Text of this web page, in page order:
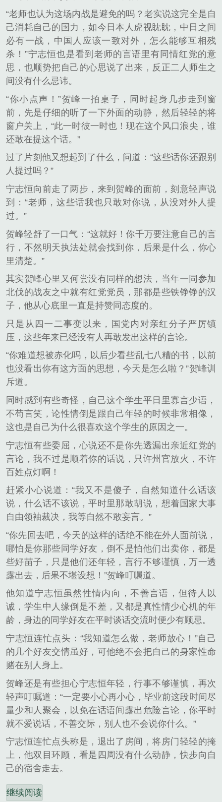
“老师也认为这场内战是避免的吗？老实说这完全是自
己消耗自己的国力，如今日本人虎视眈眈，中日之间
必有一战，中国人应该一致对外，怎么能够互相残
杀！”宁志恒也是看到老师的言语里有同情红党的意
思，也顺势把自己的心思说了出来，反正二人师生之
间没有什么忌讳。
“你小点声！”贺峰一拍桌子，同时起身几步走到窗
前，先是仔细的听了一下外面的动静，然后轻轻的将
窗户关上，“此一时彼一时也！现在这个风口浪尖，谁
还敢在提这个话。”
过了片刻他又想起到了什么，问道：“这些话你还跟别
人提过吗？”
宁志恒向前走了两步，来到贺峰的面前，刻意轻声说
到：“老师，这些话我也只敢对你说，从没对外人提
过。”
贺峰轻舒了一口气：“这就好！你千万要注意自己的言
行，不然明天执法处就会找到你，后果是什么，你心
里清楚。”
其实贺峰心里又何尝没有同样的想法，当年一同参加
北伐的战友之中就有红党党员，那都是些铁铮铮的汉
子，他从心底里一直是持赞同态度的。
只是从四一二事变以来，国党内对亲红分子严厉镇
压，这些年来已经没有人再敢发出这样的言论。
“你难道想被赤化吗，以后少看些乱七八糟的书，以前
也没看出你有这方面的思想，今天是怎么啦？”贺峰训
斥道。
同时感到有些奇怪，自己这个学生平日里寡言少语，
不苟言笑，论性情倒是跟自己年轻的时候非常相像，
这也是自己为什么很喜欢这个学生的原因之一。
宁志恒有些委屈，心说还不是你先透漏出亲近红党的
言论，我不过是顺着你的话说，只许州官放火，不许
百姓点灯啊！
赶紧小心说道：“我又不是傻子，自然知道什么话该
说，什么话不该说，平时里那敢胡说，想着国家大事
自由领袖裁决，我等自然不敢妄言。”
“你先回去吧，今天的这样的话绝不能在外人面前说，
哪怕是你那些同学好友，倒不是怕他们出卖你，都是
些好苗子，只是他们还年轻，言行不够谨慎，万一透
露出去，后果不堪设想！”贺峰叮嘱道。
他知道宁志恒虽然性情内向，不善言语，但待人以
诚，学生中人缘倒是不差，又都是真性情少心机的年
龄，身边的同学好友在平时谈话交流时便少有顾忌。
宁志恒连忙点头：“我知道怎么做，老师放心！”自己
的几个好友交情虽好，可他绝不会把自己的身家性命
赌在别人身上。
贺峰还是有些担心宁志恒年轻，行事不够谨慎，再次
轻声叮嘱道：“一定要小心再小心，毕业前这段时间尽
量少和人聚会，以免在话语间露出危险言论，你平时
就不爱说话，不善交际，别人也不会说你什么。”
宁志恒连忙点头称是，退出了房间，将房门轻轻的掩
上，他双目环顾，看是四周没有什么动静，快步向自
己的宿舍走去。
继续阅读